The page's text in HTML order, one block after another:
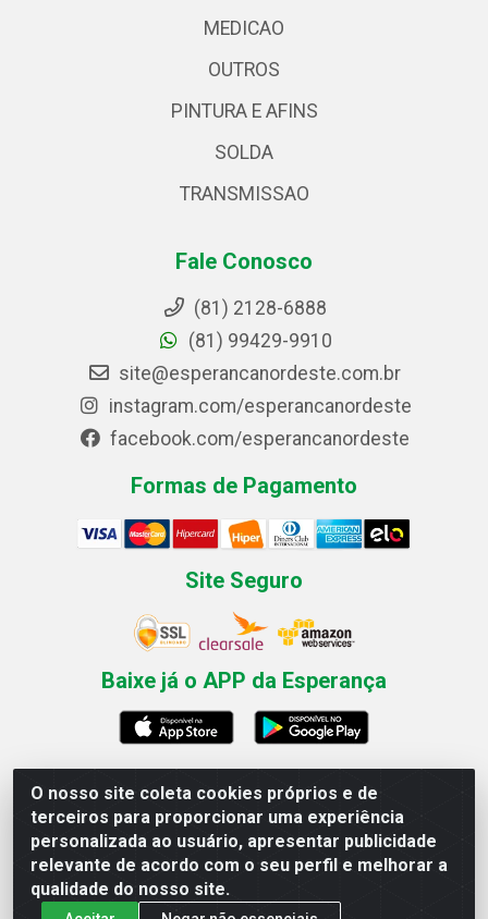
O nosso site coleta cookies próprios e de
terceiros para proporcionar uma experiência
personalizada ao usuário, apresentar publicidade
relevante de acordo com o seu perfil e melhorar a
qualidade do nosso site.
MEDICAO
OUTROS
PINTURA E AFINS
SOLDA
TRANSMISSAO
Fale Conosco
(81) 2128-6888
(81) 99429-9910
site@esperancanordeste.com.br
instagram.com/esperancanordeste
facebook.com/esperancanordeste
Formas de Pagamento
Site Seguro
Baixe já o APP da Esperança
Esperança Nordeste - Rua Professor Caldas Filho, 291 -
Estância - Recife / PE CEP: 50771-335 - CNPJ
03.666.136/0001-23